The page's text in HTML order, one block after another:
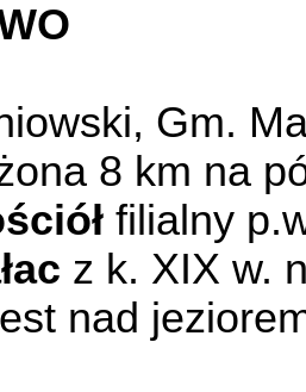
Gm.
8 km na
filialny
z k. XIX w.
nad